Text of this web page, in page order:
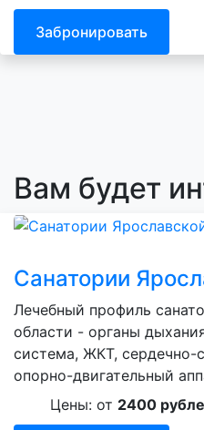
Забронировать
Вам будет
Санатории
Лечебный профиль
области - органы
система, ЖКТ, сердечно-
опорно-двигательный
Цены: от 2400